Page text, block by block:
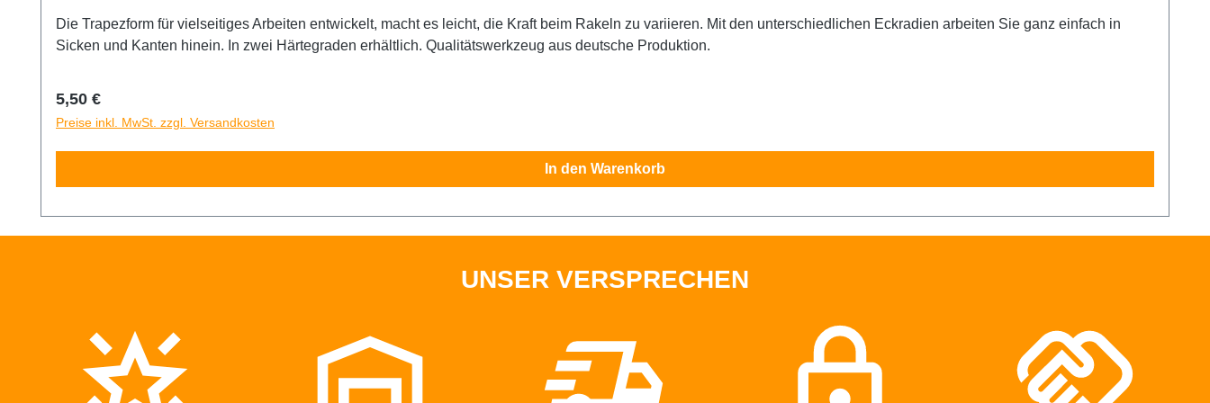
Die Trapezform für vielseitiges Arbeiten entwickelt, macht es leicht, die Kraft beim Rakeln zu variieren. Mit den unterschiedlichen Eckradien arbeiten Sie ganz einfach in
Sicken und Kanten hinein. In zwei Härtegraden erhältlich. Qualitätswerkzeug aus deutsche Produktion.
Regulärer Preis:
5,50 €
Preise inkl. MwSt. zzgl. Versandkosten
In den Warenkorb
UNSER VERSPRECHEN